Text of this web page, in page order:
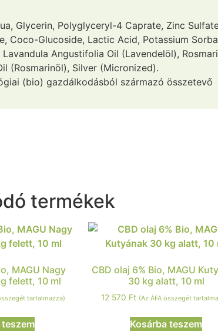
Glycerin, Polyglyceryl-4 Caprate, Zinc
Coco-Glucoside, Lactic Acid, Potassium
Angustifolia Oil (Lavendelöl),
(Rosmarinöl), Silver (Micronized).
(bio) gazdálkodásból származó összetevő
termékek
MAGU Nagy
felett, 10 ml
tartalmazza)
teszem
CBD olaj 6% Bio, MAGU
30 kg alatt, 10 ml
12 570 Ft (Az ÁFA összegét
Kosárba teszem